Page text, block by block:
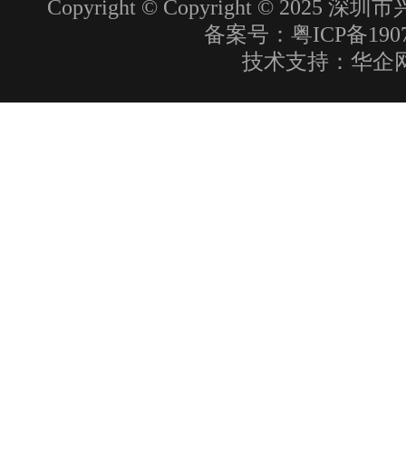
Copyright © Copyright © 2025 深圳
备案号：粤ICP备
技术支持： 华企